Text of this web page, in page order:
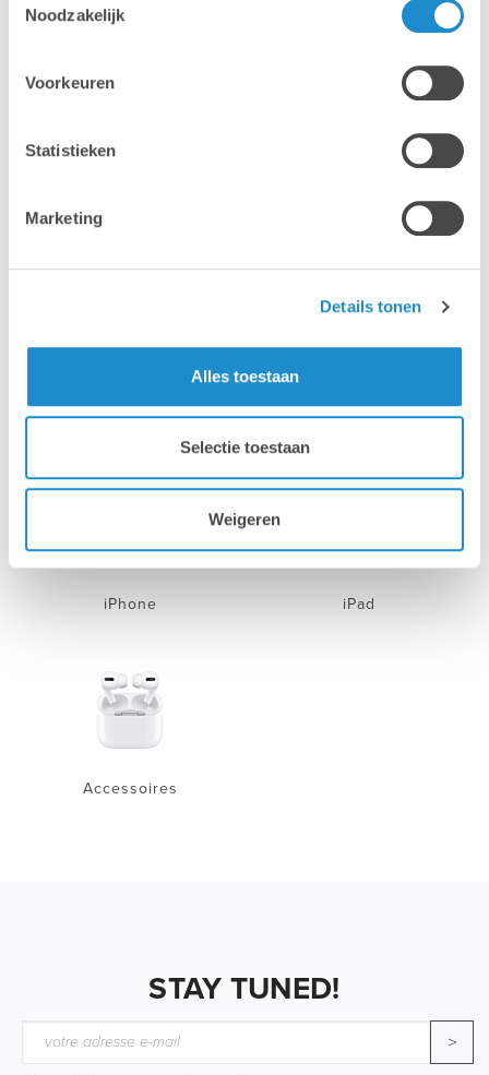
Noodzakelijk
Voorkeuren
Statistieken
Marketing
Details tonen
Alles toestaan
Selectie toestaan
Weigeren
Mac Mac
iPhone iPad
Accessoires
STAY TUNED!
>